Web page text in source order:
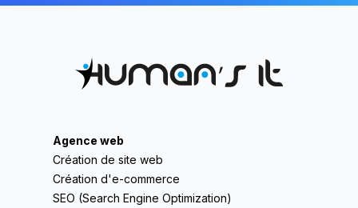
Agence web
Création de site web
Création d'e-commerce
SEO (Search Engine Optimization)